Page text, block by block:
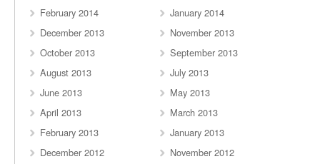
February 2014
January 2014
December 2013
November 2013
October 2013
September 2013
August 2013
July 2013
June 2013
May 2013
April 2013
March 2013
February 2013
January 2013
December 2012
November 2012